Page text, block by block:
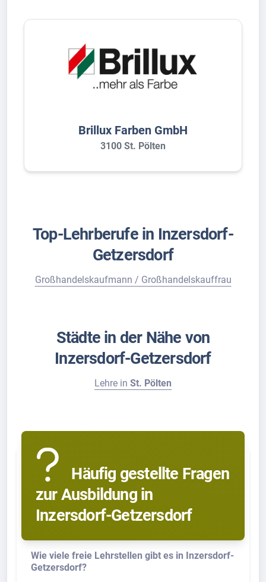
Brillux Farben GmbH
3100 St. Pölten
Top-Lehrberufe in Inzersdorf-
Getzersdorf
Großhandelskaufmann / Großhandelskauffrau
Städte in der Nähe von
Inzersdorf-Getzersdorf
Lehre in St. Pölten
Häufig gestellte Fragen
zur Ausbildung in
Inzersdorf-Getzersdorf
Wie viele freie Lehrstellen gibt es in Inzersdorf-
Getzersdorf?